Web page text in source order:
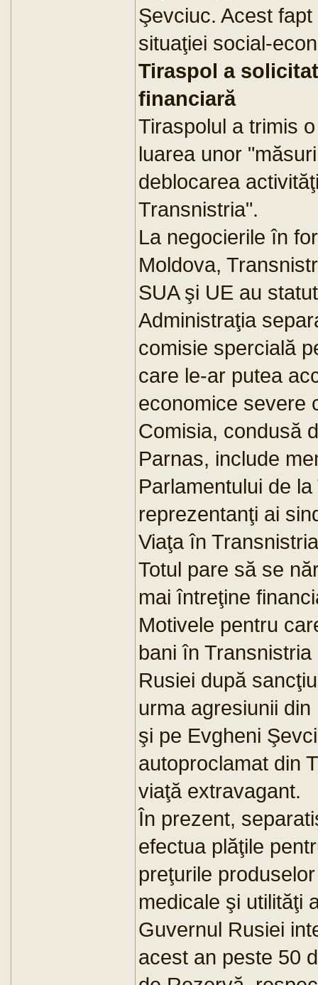
Şevciuc. Acest
situaţiei social-
Tiraspol a
financiară
Tiraspolul a trimis
luarea unor
deblocarea
Transnistria".
La negocierile în
Moldova,
SUA şi UE au
Administraţia
comisie spercială
care le-ar putea
economice severe
Comisia, condusă
Parnas, include
Parlamentului de
reprezentanţi ai
Viaţa în
Totul pare să se
mai întreţine
Motivele pentru
bani în
Rusiei după
urma agresiunii
şi pe Evgheni
autoproclamat din
viaţă extravagant.
În prezent,
efectua plăţile
preţurile
medicale şi utilităţi
Guvernul Rusiei
acest an peste 50